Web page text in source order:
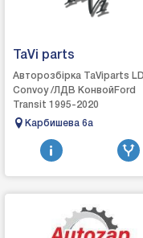
TaVi parts
Авторозбірка TaViparts
Convoy /ЛДВ КонвойFord
Transit 1995-2020
Карбишева 6а